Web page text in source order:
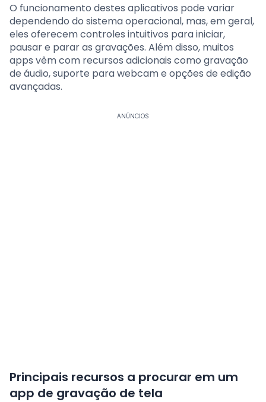
O funcionamento destes aplicativos pode variar
dependendo do sistema operacional, mas, em geral,
eles oferecem controles intuitivos para iniciar,
pausar e parar as gravações. Além disso, muitos
apps vêm com recursos adicionais como gravação
de áudio, suporte para webcam e opções de edição
avançadas.
ANÚNCIOS
Principais recursos a procurar em um
app de gravação de tela